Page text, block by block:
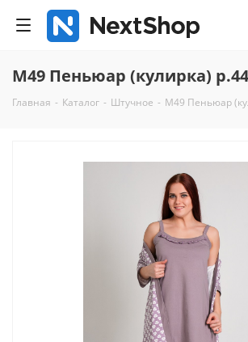
М49 Пеньюар (кулирка)
Главная - Каталог - Штучное - М49 Пеньюар